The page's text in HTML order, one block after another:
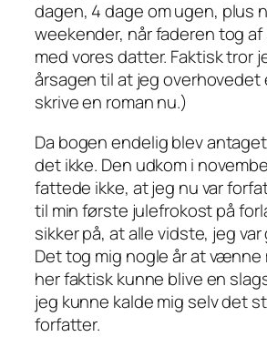
dagen, 4 dage om ugen, plus
weekender, når faderen tog
med vores datter. Faktisk tror
årsagen til at jeg overhovedet
skrive en roman nu.)
Da bogen endelig blev
det ikke. Den udkom i
fattede ikke, at jeg nu var
til min første julefrokost på
sikker på, at alle vidste, jeg
Det tog mig nogle år at vænne
her faktisk kunne blive en
jeg kunne kalde mig selv det
forfatter.